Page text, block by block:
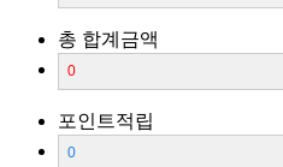
총 합계금액
포인트적립